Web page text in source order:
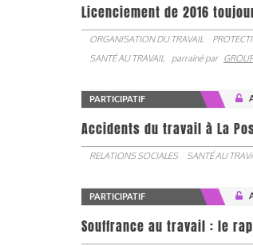
Licenciement de 2016
ORGANISATION DU TRAVAIL
SANTÉ AU TRAVAIL
parrainé par
PARTICIPATIF
Accidents du travail à La
RELATIONS SOCIALES SANTÉ AU
PARTICIPATIF
Souffrance au travail : le